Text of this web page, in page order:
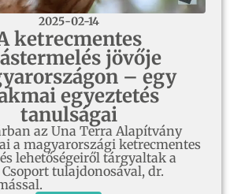
2025-02-14
ketrecmentes
jövője
– egy
egyeztetés
tanulságai
az Una Terra Alapítvány
a magyarországi ketrecmentes
lehetőségeiről tárgyaltak a
tulajdonosával, dr.